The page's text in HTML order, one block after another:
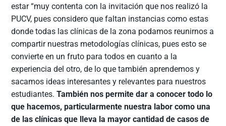
estar “muy contenta con la invitación que nos realizó la
PUCV, pues considero que faltan instancias como estas
donde todas las clínicas de la zona podamos reunirnos a
compartir nuestras metodologías clínicas, pues esto se
convierte en un fruto para todos en cuanto a la
experiencia del otro, de lo que también aprendemos y
sacamos ideas interesantes y relevantes para nuestros
estudiantes.También nos permite dar a conocer todo lo
que hacemos, particularmente nuestra labor como una
de las clínicas que lleva la mayor cantidad de casos de